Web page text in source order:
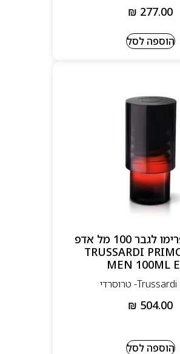
₪ 277.00
הוספה לסל
טרוסרדי פרימו לגבר 100 מל אדפ
– TRUSSARDI
MEN 100ML
₪ 504.00
הוספה לסל